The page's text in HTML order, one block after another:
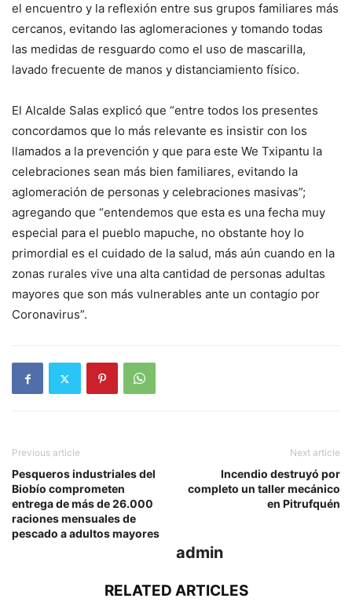
el encuentro y la reflexión entre sus grupos familiares más
cercanos, evitando las aglomeraciones y tomando todas
las medidas de resguardo como el uso de mascarilla,
lavado frecuente de manos y distanciamiento físico.
El Alcalde Salas explicó que “entre todos los presentes
concordamos que lo más relevante es insistir con los
llamados a la prevención y que para este We Txipantu la
celebraciones sean más bien familiares, evitando la
aglomeración de personas y celebraciones masivas”;
agregando que “entendemos que esta es una fecha muy
especial para el pueblo mapuche, no obstante hoy lo
primordial es el cuidado de la salud, más aún cuando en la
zonas rurales vive una alta cantidad de personas adultas
mayores que son más vulnerables ante un contagio por
Coronavirus”.
Previous article
Pesqueros industriales del
Biobío comprometen
entrega de más de 26.000
raciones mensuales de
pescado a adultos mayores
Next article
Incendio destruyó por
completo un taller mecánico
en Pitrufquén
admin
RELATED ARTICLES